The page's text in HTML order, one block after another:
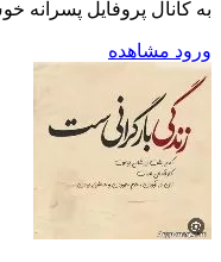
به کانال پروفایل
ورود مشاهده